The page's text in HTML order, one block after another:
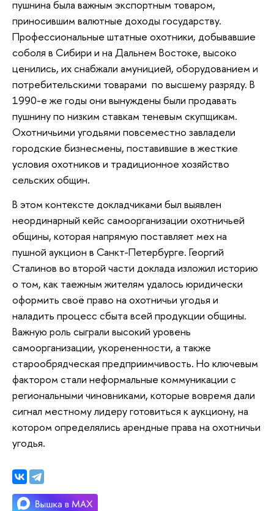
пушнина была важным экспортным товаром,
приносившим валютные доходы государству.
Профессиональные штатные охотники, добывавшие
соболя в Сибири и на Дальнем Востоке, высоко
ценились, их снабжали амуницией, оборудованием и
потребительскими товарами по высшему разряду. В
1990-е же годы они вынуждены были продавать
пушнину по низким ставкам теневым скупщикам.
Охотничьими угодьями повсеместно завладели
городские бизнесмены, поставившие в жесткие
условия охотников и традиционное хозяйство
сельских общин.
В этом контексте докладчиками был выявлен
неординарный кейс самоорганизации охотничьей
общины, которая напрямую поставляет мех на
пушной аукцион в Санкт-Петербурге. Георгий
Сталинов во второй части доклада изложил историю
о том, как таежным жителям удалось юридически
оформить своё право на охотничьи угодья и
наладить процесс сбыта всей продукции общины.
Важную роль сыграли высокий уровень
самоорганизации, укорененности, а также
старообрядческая предприимчивость. Но ключевым
фактором стали неформальные коммуникации с
региональными чиновниками, которые вовремя дали
сигнал местному лидеру готовиться к аукциону, на
котором определялись арендные права на охотничьи
угодья.